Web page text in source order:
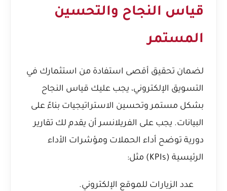
قياس النجاح والتحسين
المستمر
لضمان تحقيق أقصى استفادة من استثمارك في
التسويق الإلكتروني، يجب عليك قياس النجاح
بشكل مستمر وتحسين الاستراتيجيات بناءً على
البيانات. يجب على الفريلانسر أن يقدم لك تقارير
دورية توضح أداء الحملات ومؤشرات الأداء
الرئيسية (KPIs) مثل:
عدد الزيارات للموقع الإلكتروني.